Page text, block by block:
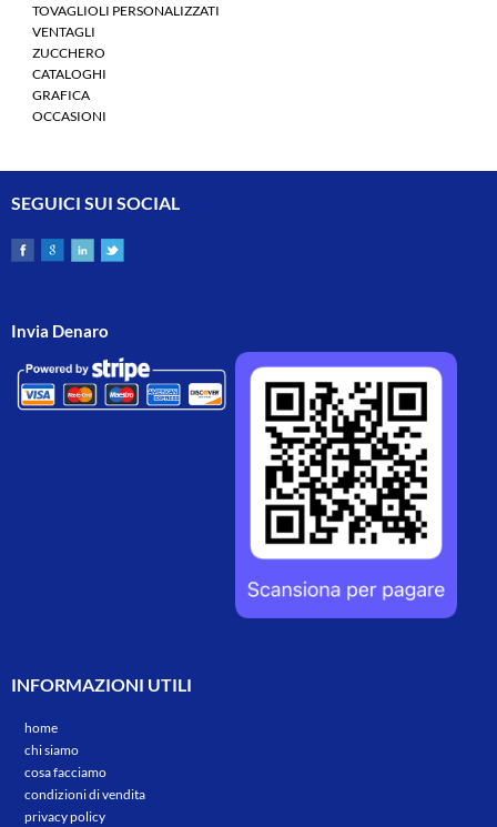
TOVAGLIOLI PERSONALIZZATI
VENTAGLI
ZUCCHERO
CATALOGHI
GRAFICA
OCCASIONI
SEGUICI SUI SOCIAL
Invia Denaro
INFORMAZIONI UTILI
home
chi siamo
cosa facciamo
condizioni di vendita
privacy policy